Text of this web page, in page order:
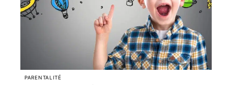
PARENTALITÉ